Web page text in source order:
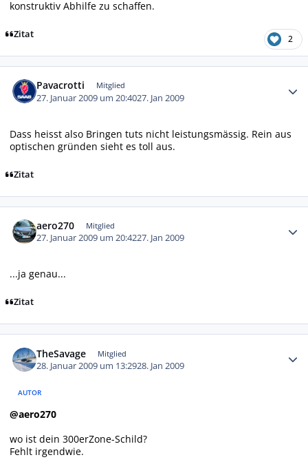
konstruktiv Abhilfe zu schaffen.
Zitat 2
Pavacrotti Mitglied
27. Januar 2009 um 20:4027. Jan 2009
Dass heisst also Bringen tuts nicht leistungsmässig. Rein aus
optischen gründen sieht es toll aus.
Zitat
aero270 Mitglied
27. Januar 2009 um 20:4227. Jan 2009
...ja genau...
Zitat
TheSavage Mitglied
28. Januar 2009 um 13:2928. Jan 2009
AUTOR
@aero270
wo ist dein 300erZone-Schild?
Fehlt irgendwie.